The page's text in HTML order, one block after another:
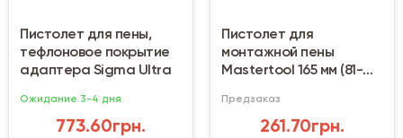
Пистолет для пены,
тефлоновое покрытие
адаптера Sigma Ultra
Ожидание 3-4 дня
773.60грн.
Пистолет для
монтажной пены
Mastertool 165 мм (81-
Предзаказ
261.70грн.